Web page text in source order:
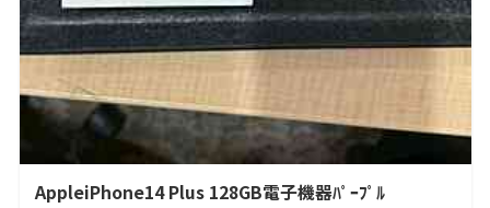
AppleiPhone14 Plus 128GB電子機器ﾊﾟｰﾌﾟﾙ